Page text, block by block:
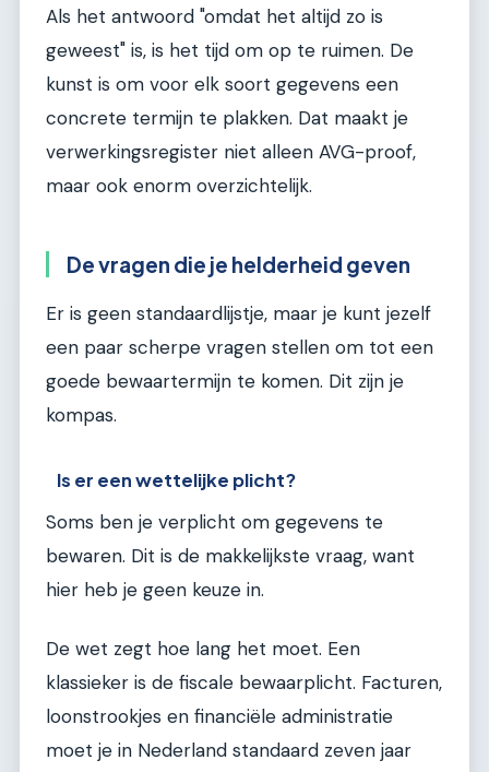
Als het antwoord "omdat het altijd zo is
geweest" is, is het tijd om op te ruimen. De
kunst is om voor elk soort gegevens een
concrete termijn te plakken. Dat maakt je
verwerkingsregister niet alleen AVG-proof,
maar ook enorm overzichtelijk.
De vragen die je helderheid geven
Er is geen standaardlijstje, maar je kunt jezelf
een paar scherpe vragen stellen om tot een
goede bewaartermijn te komen. Dit zijn je
kompas.
Is er een wettelijke plicht?
Soms ben je verplicht om gegevens te
bewaren. Dit is de makkelijkste vraag, want
hier heb je geen keuze in.
De wet zegt hoe lang het moet. Een
klassieker is de fiscale bewaarplicht. Facturen,
loonstrookjes en financiële administratie
moet je in Nederland standaard zeven jaar